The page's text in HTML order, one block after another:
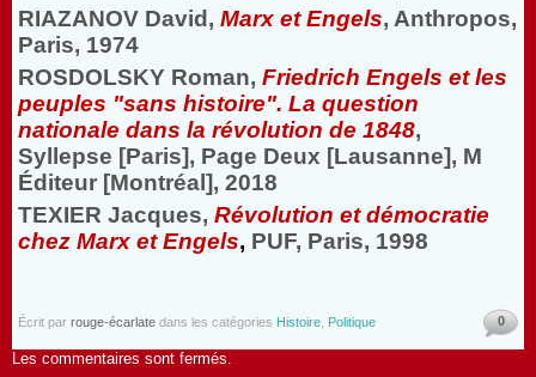
RIAZANOV David, Marx et Engels, Anthropos,
Paris, 1974
ROSDOLSKY Roman, Friedrich Engels et les
peuples "sans histoire". La question
nationale dans la révolution de 1848,
Syllepse [Paris], Page Deux [Lausanne], M
Éditeur [Montréal], 2018
TEXIER Jacques, Révolution et démocratie
chez Marx et Engels, PUF, Paris, 1998
Écrit par rouge-écarlate dans les catégories Histoire Politique 0
Les commentaires sont fermés.